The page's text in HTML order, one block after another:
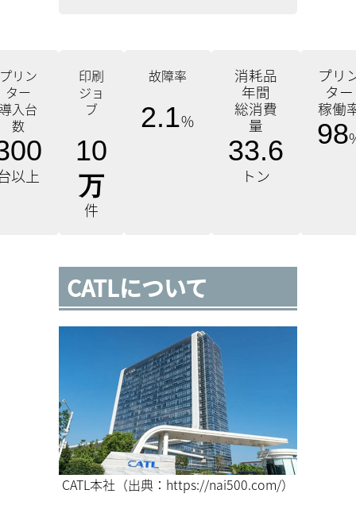
プリン
ター
導入台
数
以上
印刷
ジョ
ブ
10
万
件
故障率
2.1％
消耗品
年間
総消費
量
33.6
トン
プリ
ター
稼働
98
CATLについて
CATL本社（出典：https://nai500.com/）